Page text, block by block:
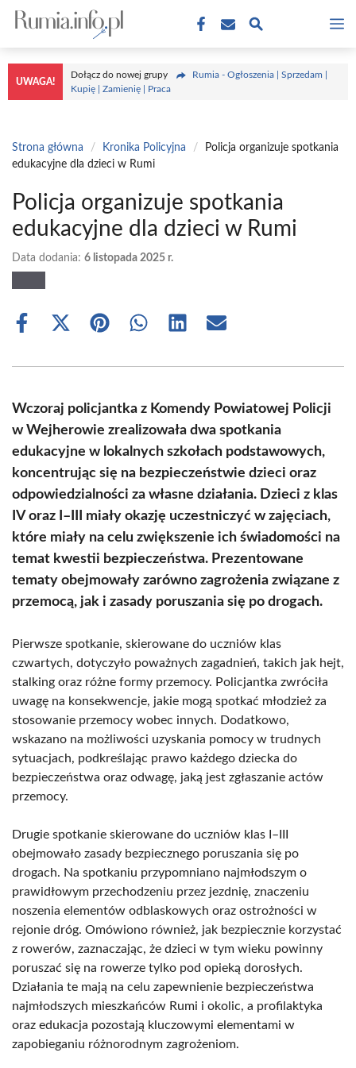
Przejdź
treści
UWAGA!
Dołącz do nowej grupy
Rumia - Ogłoszenia | Sprzedam |
Kupię | Zamienię | Praca
Strona główna / Kronika Policyjna /
Policja organizuje spotkania
edukacyjne dla dzieci w Rumi
Policja organizuje spotkania
edukacyjne dla dzieci w Rumi
Data dodania: 6 listopada 2025 r.
Share
Share
(Twitter)
Share Share Share Share
Wczoraj policjantka z Komendy Powiatowej Policji
w Wejherowie zrealizowała dwa spotkania
edukacyjne w lokalnych szkołach podstawowych,
koncentrując się na bezpieczeństwie dzieci oraz
odpowiedzialności za własne działania. Dzieci z klas
IV oraz I–III miały okazję uczestniczyć w zajęciach,
które miały na celu zwiększenie ich świadomości na
temat kwestii bezpieczeństwa. Prezentowane
tematy obejmowały zarówno zagrożenia związane z
przemocą, jak i zasady poruszania się po drogach.
Pierwsze spotkanie, skierowane do uczniów klas
czwartych, dotyczyło poważnych zagadnień, takich jak hejt,
stalking oraz różne formy przemocy. Policjantka zwróciła
uwagę na konsekwencje, jakie mogą spotkać młodzież za
stosowanie przemocy wobec innych. Dodatkowo,
wskazano na możliwości uzyskania pomocy w trudnych
sytuacjach, podkreślając prawo każdego dziecka do
bezpieczeństwa oraz odwagę, jaką jest zgłaszanie actów
przemocy.
Drugie spotkanie skierowane do uczniów klas I–III
obejmowało zasady bezpiecznego poruszania się po
drogach. Na spotkaniu przypomniano najmłodszym o
prawidłowym przechodzeniu przez jezdnię, znaczeniu
noszenia elementów odblaskowych oraz ostrożności w
rejonie dróg. Omówiono również, jak bezpiecznie korzystać
z rowerów, zaznaczając, że dzieci w tym wieku powinny
poruszać się na rowerze tylko pod opieką dorosłych.
Działania te mają na celu zapewnienie bezpieczeństwa
najmłodszych mieszkańców Rumi i okolic, a profilaktyka
oraz edukacja pozostają kluczowymi elementami w
zapobieganiu różnorodnym zagrożeniom.